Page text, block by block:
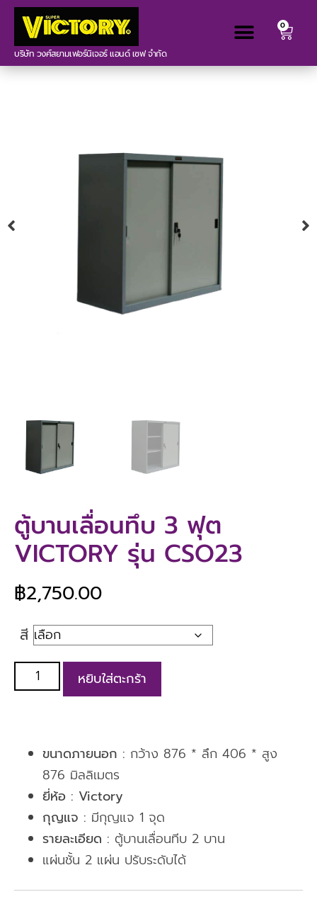
บริษัท วงศ์สยามเฟอร์นิเจอร์ แอนด์ เซฟ จำกัด
0
ตู้บานเลื่อนทึบ 3 ฟุต
VICTORY รุ่น CSO23
฿2,750.00
สี
หยิบใส่ตะกร้า
ขนาดภายนอก : กว้าง 876 * ลึก 406 * สูง
876 มิลลิเมตร
ยี่ห้อ : Victory
กุญแจ : มีกุญแจ 1 จุด
รายละเอียด : ตู้บานเลื่อนทีบ 2 บาน
แผ่นชั้น 2 แผ่น ปรับระดับได้